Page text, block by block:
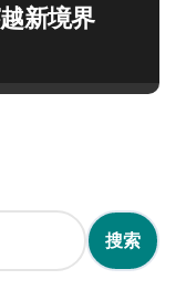
新境界